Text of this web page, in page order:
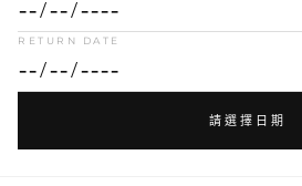
RETURN DATE
請選擇日期